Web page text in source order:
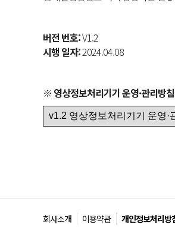
버전 번호:V1.2
시행 일자:2024.04.08
※ 영상정보처리기기 운영·관리방
회사소개 이용약관 개인정보처리방